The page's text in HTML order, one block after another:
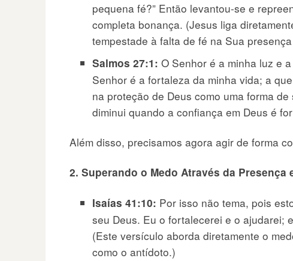
pequena fé?” Então levantou-se e
completa bonança. (Jesus liga
tempestade à falta de fé na Sua
Salmos 27:1: O Senhor é a minha luz e
Senhor é a fortaleza da minha vida; a
na proteção de Deus como uma forma
diminui quando a confiança em Deus é
Além disso, precisamos agora agir de forma
2. Superando o Medo Através da Presença
Isaías 41:10: Por isso não tema, pois
seu Deus. Eu o fortalecerei e o ajudarei;
(Este versículo aborda diretamente o
como o antídoto.)